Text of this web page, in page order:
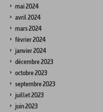
mai 2024
avril 2024
mars 2024
février 2024
janvier 2024
décembre 2023
octobre 2023
septembre 2023
juillet 2023
juin 2023